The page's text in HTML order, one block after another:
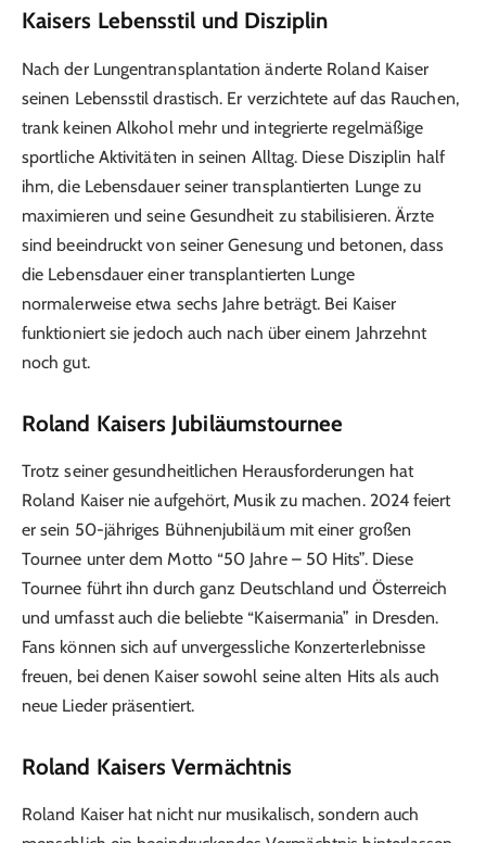
Kaisers Lebensstil und Disziplin
Nach der Lungentransplantation änderte Roland Kaiser
seinen Lebensstil drastisch. Er verzichtete auf das Rauchen,
trank keinen Alkohol mehr und integrierte regelmäßige
sportliche Aktivitäten in seinen Alltag. Diese Disziplin half
ihm, die Lebensdauer seiner transplantierten Lunge zu
maximieren und seine Gesundheit zu stabilisieren. Ärzte
sind beeindruckt von seiner Genesung und betonen, dass
die Lebensdauer einer transplantierten Lunge
normalerweise etwa sechs Jahre beträgt. Bei Kaiser
funktioniert sie jedoch auch nach über einem Jahrzehnt
noch gut.
Roland Kaisers Jubiläumstournee
Trotz seiner gesundheitlichen Herausforderungen hat
Roland Kaiser nie aufgehört, Musik zu machen. 2024 feiert
er sein 50-jähriges Bühnenjubiläum mit einer großen
Tournee unter dem Motto “50 Jahre – 50 Hits”. Diese
Tournee führt ihn durch ganz Deutschland und Österreich
und umfasst auch die beliebte “Kaisermania” in Dresden.
Fans können sich auf unvergessliche Konzerterlebnisse
freuen, bei denen Kaiser sowohl seine alten Hits als auch
neue Lieder präsentiert.
Roland Kaisers Vermächtnis
Roland Kaiser hat nicht nur musikalisch, sondern auch